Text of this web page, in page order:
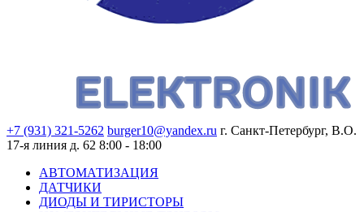
+7 (931) 321-5262 burger10@yandex.ru г. Санкт-Петербург, В.О.
17-я линия д. 62 8:00 - 18:00
АВТОМАТИЗАЦИЯ
ДАТЧИКИ
ДИОДЫ И ТИРИСТОРЫ